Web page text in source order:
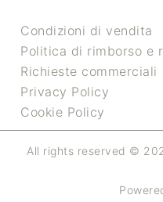
Condizioni di vendita
Politica di rimborso e
Richieste commerciali
Privacy Policy
Cookie Policy
All rights reserved ©